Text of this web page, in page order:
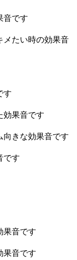
音です
メたい時の効果音
す
効果音です
向きな効果音です
です
果音です
果音です